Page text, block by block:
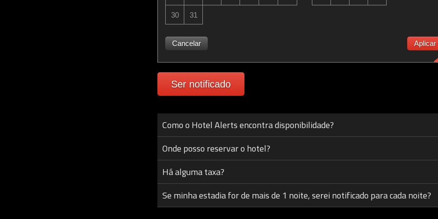
30 31
Cancelar Aplicar
Ser notificado
Como o Hotel Alerts encontra disponibilidade?
Onde posso reservar o hotel?
Há alguma taxa?
Se minha estadia for de mais de 1 noite, serei notificado para cada noite?